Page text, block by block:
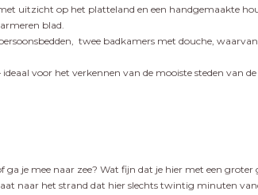
uitzicht op het platteland en een handgemaakte
blad.
twee badkamers met douche,
voor het verkennen van de mooiste steden
je mee naar zee? Wat fijn dat je hier met een groter
naar het strand dat hier slechts twintig minuten